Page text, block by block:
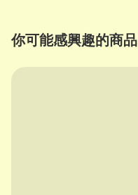
你可能感興趣的商品